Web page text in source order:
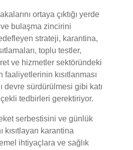
ortaya çıktığı yerde
ve bulaşma zincirini
strateji, karantina,
toplu testler,
ve hizmetler sektöründeki
faaliyetlerinin kısıtlanması
devre sürdürülmesi gibi katı
tedbirleri gerektiriyor.
serbestisini ve günlük
kısıtlayan karantina
ihtiyaçlara ve sağlık